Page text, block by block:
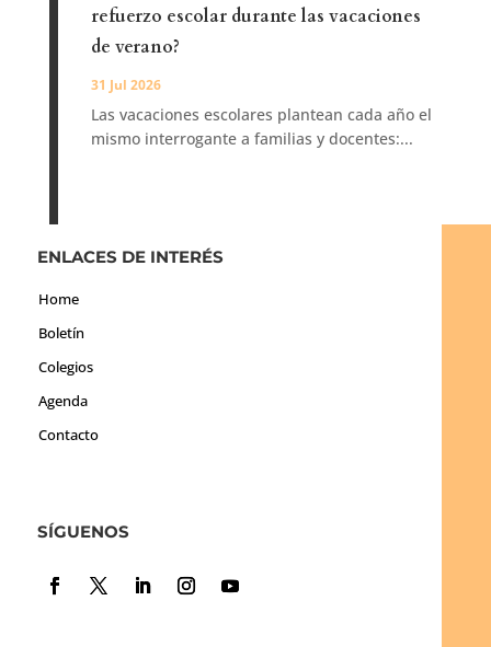
refuerzo escolar durante las vacaciones
de verano?
31 Jul 2026
Las vacaciones escolares plantean cada año el
mismo interrogante a familias y docentes:...
ENLACES DE INTERÉS
Home
Boletín
Colegios
Agenda
Contacto
SÍGUENOS